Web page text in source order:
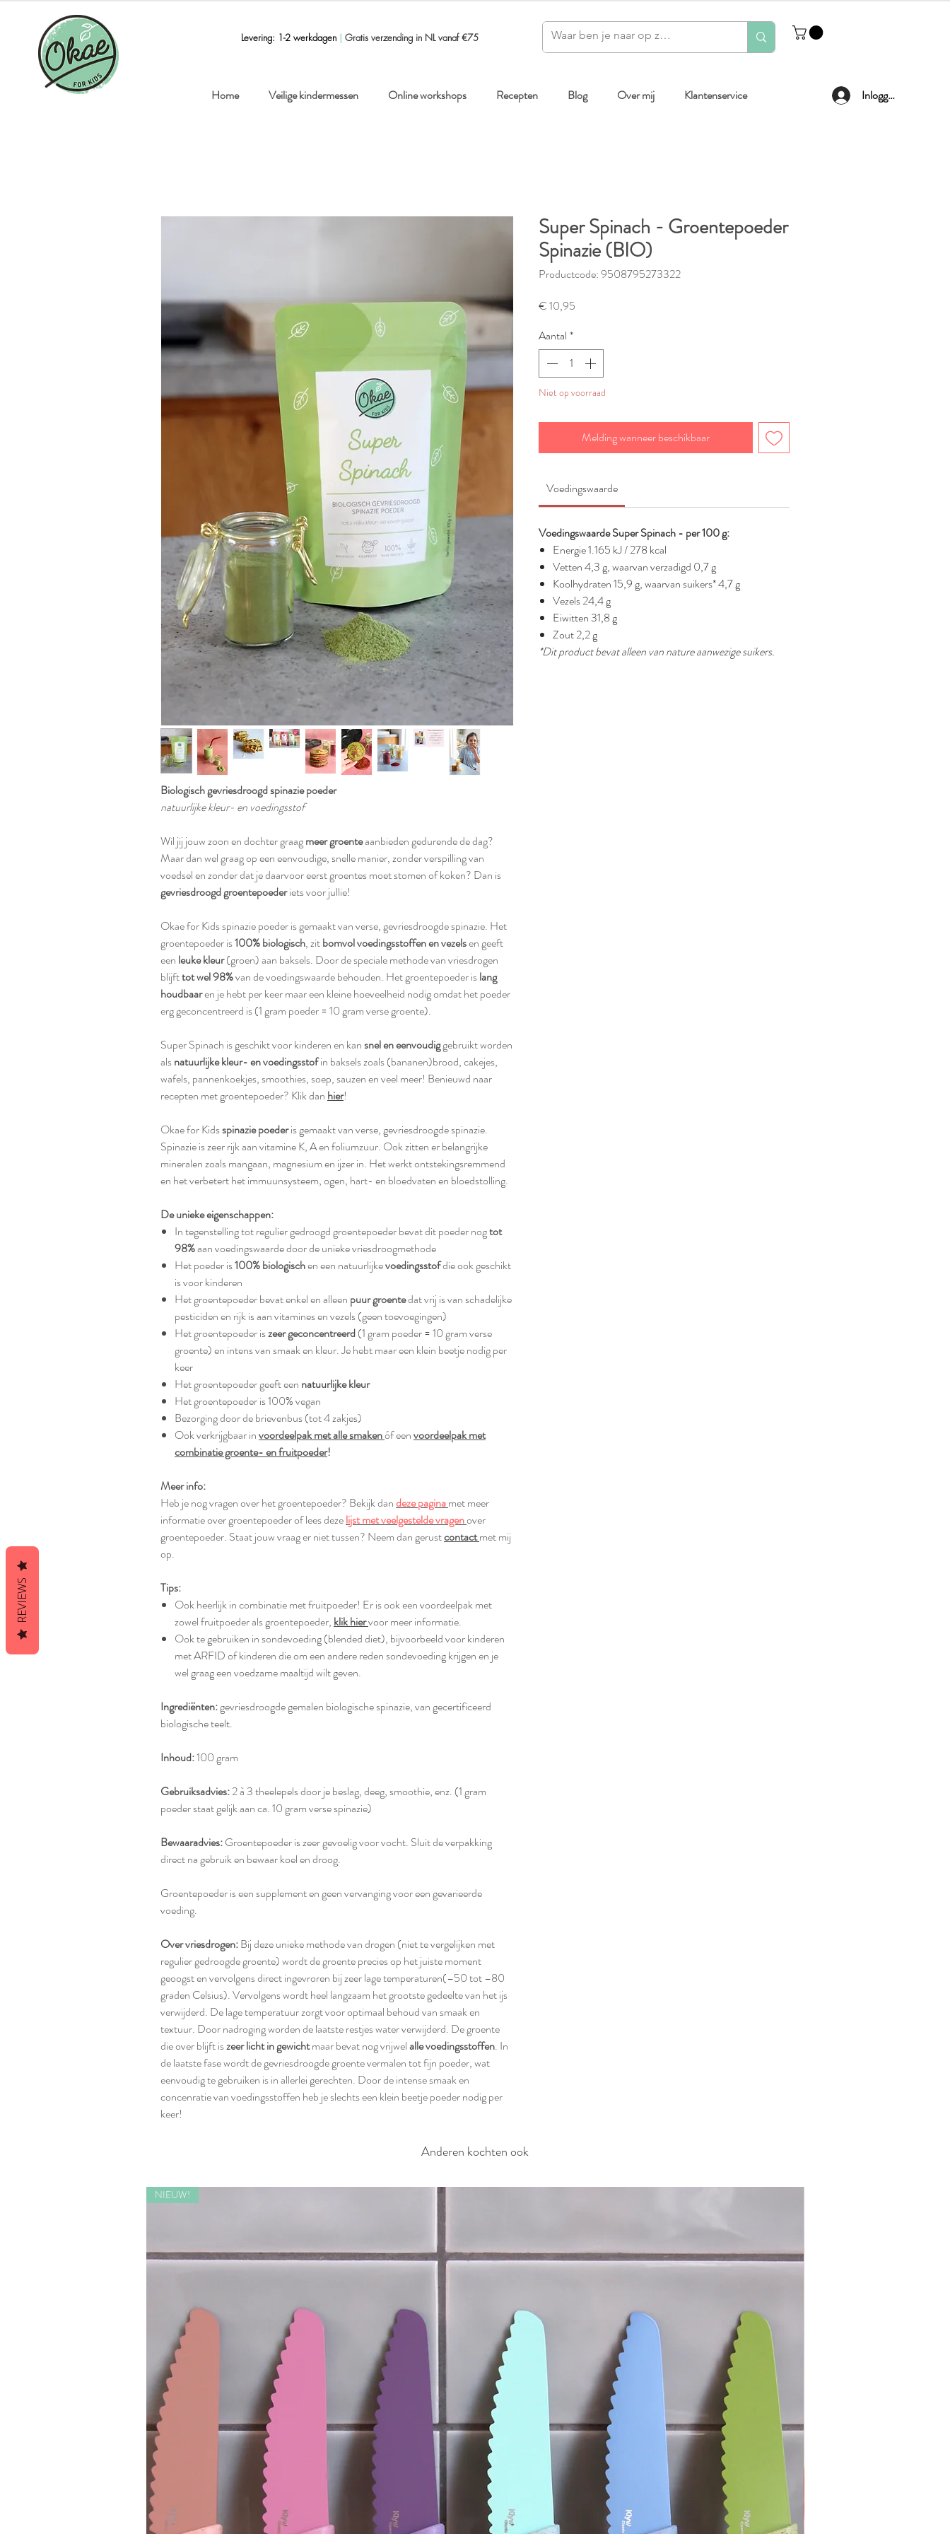
Levering: 1-2 werkdagen | Gratis verzending in NL vanaf €75
Home Veilige kindermessen Online workshops Recepten Blog Over mij Klantenservice Inloggen
Biologisch gevriesdroogd spinazie poeder
natuurlijke kleur- en voedingsstof
Wil jij jouw zoon en dochter graagmeer groenteaanbieden gedurende de dag?
Maar dan wel graag op een eenvoudige, snelle manier, zonder verspilling van
voedsel en zonder dat je daarvoor eerst groentes moet stomen of koken? Dan is
gevriesdroogd groentepoederiets voor jullie!
Okae for Kids spinazie poeder is gemaakt van verse, gevriesdroogde spinazie. Het
groentepoeder is100% biologisch, zitbomvol voedingsstoffen en vezelsen geeft
een leuke kleur(groen) aan baksels. Door de speciale methode van vriesdrogen
blijfttot wel 98%van de voedingswaarde behouden. Het groentepoeder islang
houdbaaren je hebt per keer maar een kleine hoeveelheid nodig omdat het poeder
erg geconcentreerd is (1 gram poeder = 10 gram verse groente).
Super Spinach is geschikt voor kinderen en kansnel en eenvoudiggebruikt worden
alsnatuurlijke kleur- en voedingsstofin baksels zoals (bananen)brood, cakejes,
wafels, pannenkoekjes, smoothies, soep, sauzen en veel meer! Benieuwd naar
recepten met groentepoeder? Klik dan hier!
Okae for Kidsspinazie poederis gemaakt van verse, gevriesdroogde spinazie.
Spinazie is zeer rijk aan vitamine K, A en foliumzuur. Ook zitten er belangrijke
mineralen zoals mangaan, magnesium en ijzer in. Het werkt ontstekingsremmend
en het verbetert het immuunsysteem, ogen, hart- en bloedvaten en bloedstolling.
De unieke eigenschappen:
In tegenstelling tot regulier gedroogd groentepoeder bevat dit poeder nogtot
98%aan voedingswaarde door de unieke vriesdroogmethode
Het poeder is100% biologischen een natuurlijkevoedingsstofdie ook geschikt
is voor kinderen
Het groentepoeder bevat enkel en alleen puur groentedat vrij is van schadelijke
pesticiden en rijk is aan vitamines en vezels (geen toevoegingen)
Het groentepoeder iszeer geconcentreerd(1 gram poeder = 10 gram verse
groente) en intens van smaak en kleur. Je hebt maar een klein beetje nodig per
keer
Het groentepoeder geeft een natuurlijke kleur
Het groentepoeder is 100% vegan
Bezorging door de brievenbus (tot 4 zakjes)
Ook verkrijgbaar invoordeelpak met alle smakenóf eenvoordeelpak met
combinatie groente- en fruitpoeder!
Meer info:
Heb je nog vragen over het groentepoeder? Bekijk dandeze paginamet meer
informatie over groentepoeder of lees dezelijst met veelgestelde vragenover
groentepoeder. Staat jouw vraag er niet tussen? Neem dan gerustcontactmet mij
op.
Tips:
Ook heerlijk in combinatie met fruitpoeder! Er is ook een voordeelpak met
zowel fruitpoeder als groentepoeder, klik hiervoor meer informatie.
Ook te gebruiken in sondevoeding (blended diet), bijvoorbeeld voor kinderen
met ARFID of kinderen die om een andere reden sondevoeding krijgen en je
wel graag een voedzame maaltijd wilt geven.
Ingrediënten:gevriesdroogde gemalen biologische spinazie, van gecertificeerd
biologische teelt.
Inhoud:100 gram
Gebruiksadvies:2 à 3 theelepels door je beslag, deeg, smoothie, enz. (1 gram
poeder staat gelijk aan ca. 10 gram verse spinazie)
Bewaaradvies:Groentepoeder is zeer gevoelig voor vocht. Sluit de verpakking
direct na gebruik en bewaar koel en droog.
Groentepoeder is een supplement en geen vervanging voor een gevarieerde
voeding.
Over vriesdrogen:Bij deze unieke methode van drogen (niet te vergelijken met
regulier gedroogde groente) wordt de groente precies op het juiste moment
geoogst en vervolgens direct ingevroren bij zeer lage temperaturen(–50 tot –80
graden Celsius). Vervolgens wordt heel langzaam het grootste gedeelte van het ijs
verwijderd. De lage temperatuur zorgt voor optimaal behoud van smaak en
textuur. Door nadroging worden de laatste restjes water verwijderd. De groente
die over blijft iszeer licht in gewichtmaar bevat nog vrijwelalle voedingsstoffen. In
de laatste fase wordt de gevriesdroogde groente vermalen tot fijn poeder, wat
eenvoudig te gebruiken is in allerlei gerechten. Door de intense smaak en
concenratie van voedingsstoffen heb je slechts een klein beetje poeder nodig per
keer!
Super Spinach - Groentepoeder
Spinazie (BIO)
Productcode: 9508795273322
€ 10,95
Aantal *
Niet op voorraad
Melding wanneer beschikbaar
Voedingswaarde
Voedingswaarde Super Spinach - per 100 g:
Energie 1.165 kJ / 278 kcal
Vetten 4,3 g, waarvan verzadigd 0,7 g
Koolhydraten 15,9 g, waarvan suikers* 4,7 g
Vezels 24,4 g
Eiwitten 31,8 g
Zout 2,2 g
*Dit product bevat alleen van nature aanwezige suikers.
Anderen kochten ook
NIEUW!
REVIEWS